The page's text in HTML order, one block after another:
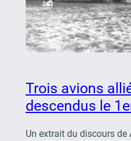
Trois avions
descendus le
Un extrait du discours